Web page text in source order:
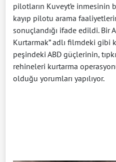
pilotların Kuveyt’e
kayıp pilotu arama
sonuçlandığı ifade edildi. Bir
Kurtarmak” adlı filmdeki gibi
peşindeki ABD güçlerinin,
rehineleri kurtarma
olduğu yorumları yapılıyor.